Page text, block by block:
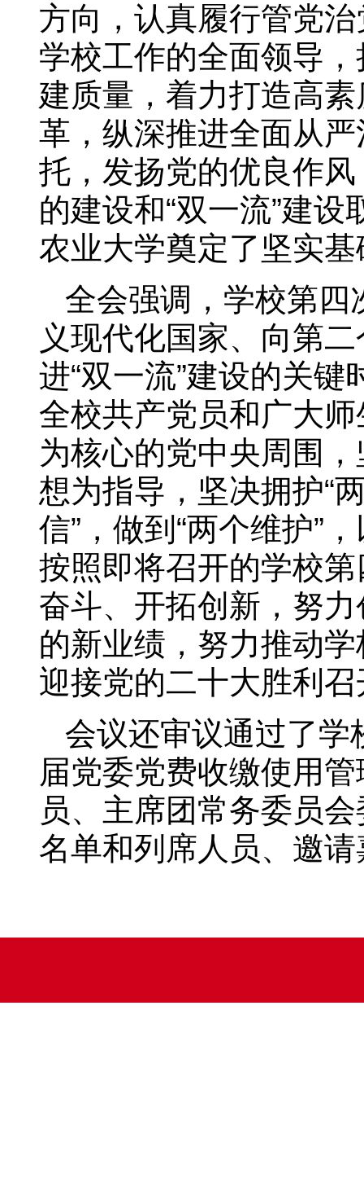
方向，认真履行管党
学校工作的全面领导
建质量，着力打造高
革，纵深推进全面从
托，发扬党的优良作
的建设和“双一流”建
农业大学奠定了坚实基
全会强调，学校第
义现代化国家、向第
进“双一流”建设的关
全校共产党员和广大
为核心的党中央周围
想为指导，坚决拥护“
信”，做到“两个维护”
按照即将召开的学校
奋斗、开拓创新，努
的新业绩，努力推动
迎接党的二十大胜利召
会议还审议通过了
届党委党费收缴使用
员、主席团常务委员
名单和列席人员、邀